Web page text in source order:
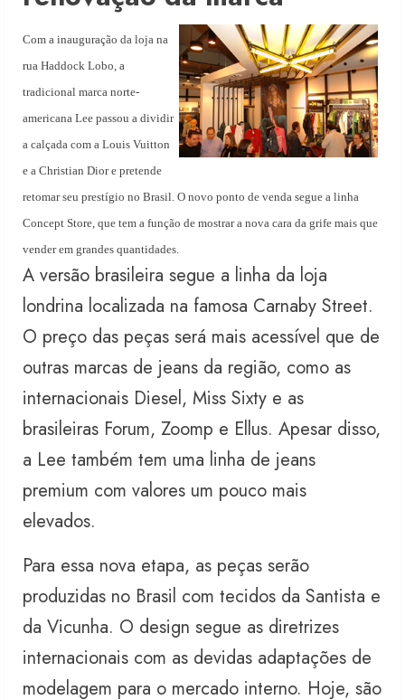
Com a inauguração da loja na
rua Haddock Lobo, a
tradicional marca norte-
americana Lee passou a dividir
a calçada com a Louis Vuitton
e a Christian Dior e pretende
retomar seu prestígio no Brasil. O novo ponto de venda segue a linha
Concept Store, que tem a função de mostrar a nova cara da grife mais que
vender em grandes quantidades.
A versão brasileira segue a linha da loja
londrina localizada na famosa Carnaby Street.
O preço das peças será mais acessível que de
outras marcas de jeans da região, como as
internacionais Diesel, Miss Sixty e as
brasileiras Forum, Zoomp e Ellus. Apesar disso,
a Lee também tem uma linha de jeans
premium com valores um pouco mais
elevados.
Para essa nova etapa, as peças serão
produzidas no Brasil com tecidos da Santista e
da Vicunha. O design segue as diretrizes
internacionais com as devidas adaptações de
modelagem para o mercado interno. Hoje, são